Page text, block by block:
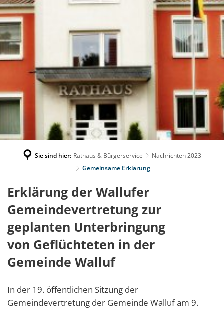
Sie sind hier: Rathaus & Bürgerservice
Nachrichten 2023
Gemeinsame Erklärung
Erklärung der Wallufer
Gemeindevertretung zur
geplanten Unterbringung
von Geflüchteten in der
Gemeinde Walluf
In der 19. öffentlichen Sitzung der
Gemeindevertretung der Gemeinde Walluf am 9.